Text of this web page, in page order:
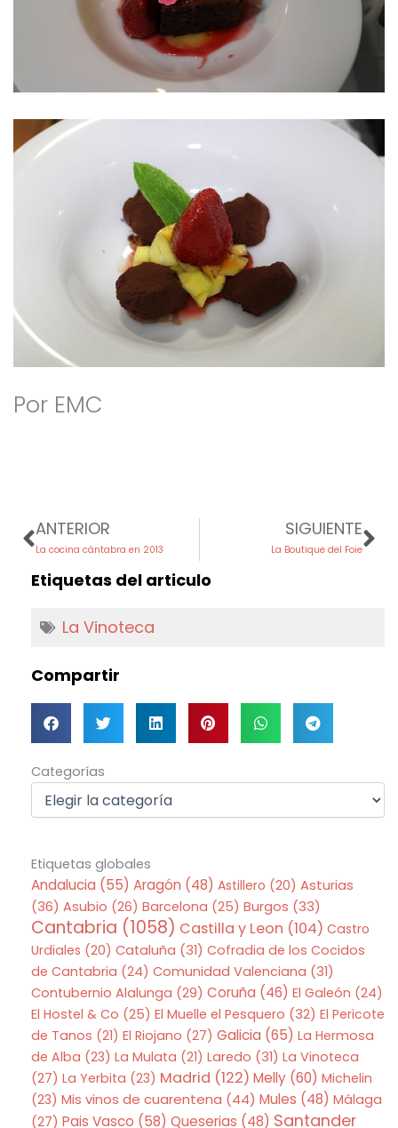
Por EMC
Prev
ANTERIOR
La cocina cántabra en 2013
SIGUIENTE
La Boutique del Foie
Etiquetas del articulo
La Vinoteca
Compartir
Categorías
Categorías
Etiquetas globales
Andalucia (55) Aragón (48) Astillero (20) Asturias
(36) Asubio (26) Barcelona (25) Burgos (33)
Cantabria (1058) Castilla y Leon (104) Castro
Urdiales (20) Cataluña (31) Cofradia de los Cocidos
de Cantabria (24) Comunidad Valenciana (31)
Contubernio Alalunga (29) Coruña (46) El Galeón (24)
El Hostel & Co (25) El Muelle el Pesquero (32) El Pericote
de Tanos (21) El Riojano (27) Galicia (65) La Hermosa
de Alba (23) La Mulata (21) Laredo (31) La Vinoteca
(27) La Yerbita (23) Madrid (122) Melly(60) Michelin
(23) Mis vinos de cuarentena (44) Mules (48) Málaga
(27) Pais Vasco (58) Queserias (48) Santander